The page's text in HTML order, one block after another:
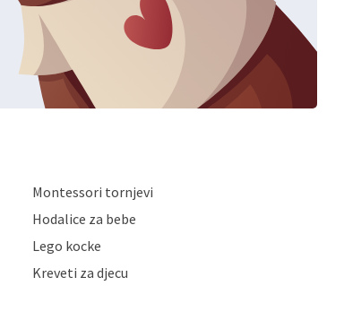
Montessori tornjevi
Hodalice za bebe
Lego kocke
Kreveti za djecu